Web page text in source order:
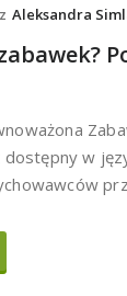
Aleksandra
dostępny w
prz